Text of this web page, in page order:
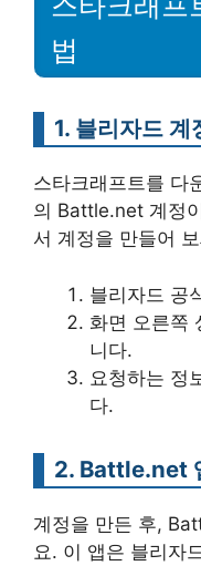
법
1. 블리자드 계
스타크래프트를 다
의 Battle.net 계정
서 계정을 만들어
블리자드 공
화면 오른쪽
니다.
요청하는 정
다.
2. Battle.net
계정을 만든 후,
요. 이 앱은 블리자